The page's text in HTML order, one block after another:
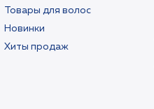
Товары для волос
Новинки
Хиты продаж